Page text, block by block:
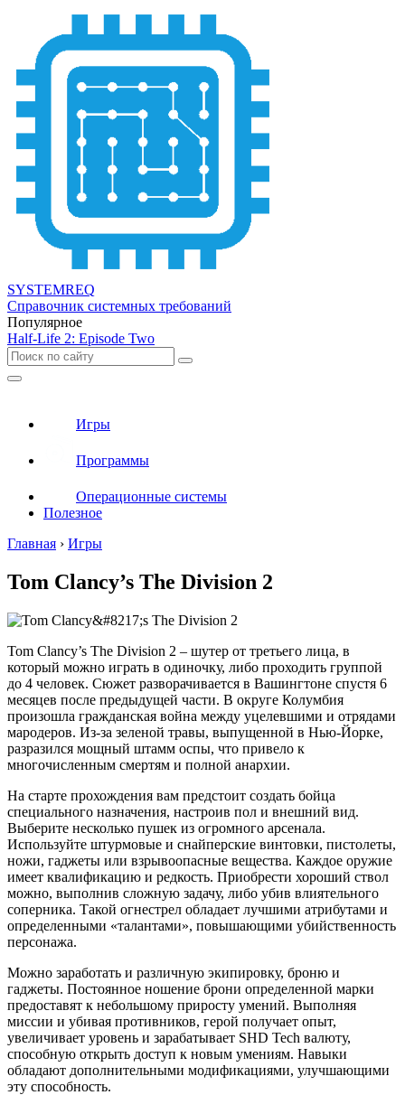
SYSTEMREQ
Справочник системных требований
Популярное
Half-Life 2: Episode Two
Игры
Программы
Операционные системы
Полезное
Главная › Игры
Tom Clancy’s The Division 2
Tom Clancy’s The Division 2 – шутер от третьего лица, в
который можно играть в одиночку, либо проходить группой
до 4 человек. Сюжет разворачивается в Вашингтоне спустя 6
месяцев после предыдущей части. В округе Колумбия
произошла гражданская война между уцелевшими и отрядами
мародеров. Из-за зеленой травы, выпущенной в Нью-Йорке,
разразился мощный штамм оспы, что привело к
многочисленным смертям и полной анархии.
На старте прохождения вам предстоит создать бойца
специального назначения, настроив пол и внешний вид.
Выберите несколько пушек из огромного арсенала.
Используйте штурмовые и снайперские винтовки, пистолеты,
ножи, гаджеты или взрывоопасные вещества. Каждое оружие
имеет квалификацию и редкость. Приобрести хороший ствол
можно, выполнив сложную задачу, либо убив влиятельного
соперника. Такой огнестрел обладает лучшими атрибутами и
определенными «талантами», повышающими убийственность
персонажа.
Можно заработать и различную экипировку, броню и
гаджеты. Постоянное ношение брони определенной марки
предоставят к небольшому приросту умений. Выполняя
миссии и убивая противников, герой получает опыт,
увеличивает уровень и зарабатывает SHD Tech валюту,
способную открыть доступ к новым умениям. Навыки
обладают дополнительными модификациями, улучшающими
эту способность.